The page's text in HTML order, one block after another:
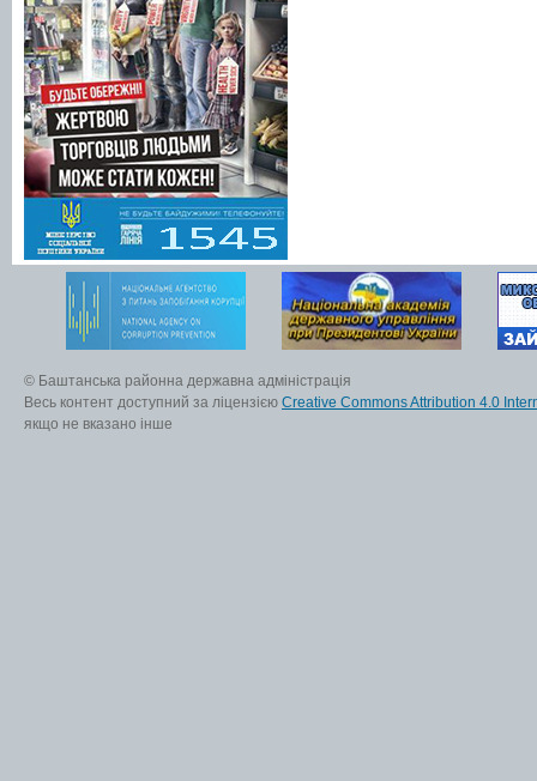
© Баштанська районна державна адміністрація
Весь контент доступний за ліцензією Creative Commons Attribution 4.0
якщо не вказано інше